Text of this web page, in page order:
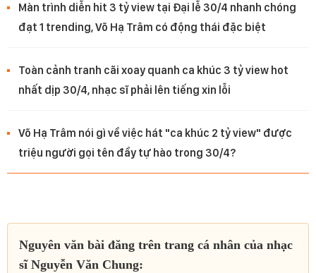
Màn trình diễn hit 3 tỷ view tại Đại lễ 30/4 nhanh chóng
đạt 1 trending, Võ Hạ Trâm có động thái đặc biệt
Toàn cảnh tranh cãi xoay quanh ca khúc 3 tỷ view hot
nhất dịp 30/4, nhạc sĩ phải lên tiếng xin lỗi
Võ Hạ Trâm nói gì về việc hát "ca khúc 2 tỷ view" được
triệu người gọi tên đầy tự hào trong 30/4?
Nguyên văn bài đăng trên trang cá nhân của nhạc
sĩ Nguyễn Văn Chung: